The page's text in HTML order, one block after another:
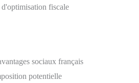
fiscale
sociaux français
potentielle